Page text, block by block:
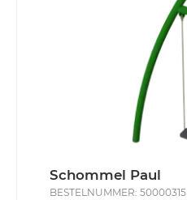
Schommel Paul
BESTELNUMMER: 50000315